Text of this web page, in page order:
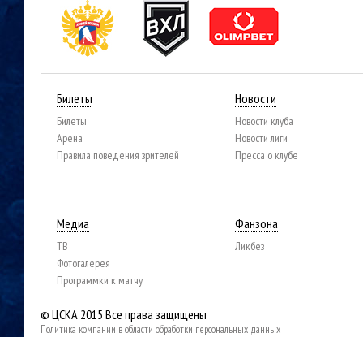
Билеты
Билеты
Арена
Правила поведения зрителей
Новости
Новости клуба
Новости лиги
Пресса о клубе
Медиа
ТВ
Фотогалерея
Программки к матчу
Фанзона
Ликбез
© ЦСКА 2015 Все права защищены
Политика компании в области обработки персональных данных